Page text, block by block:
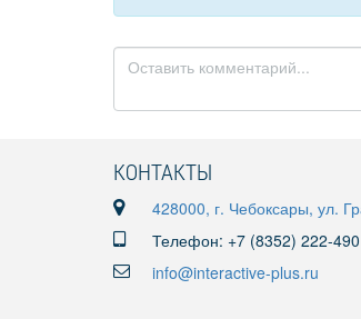
КОНТАКТЫ
428000, г. Чебоксары, ул.
Телефон: +7 (8352) 222-490
info@interactive-plus.ru